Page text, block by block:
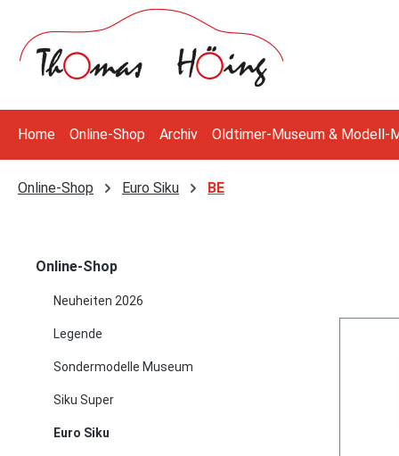
Hauptinhalt springen
Zur Suche springen
Zur Hauptnavigation springen
Home Online-Shop Archiv Oldtimer-Museum & Modell-
Online-Shop Euro Siku BE
Online-Shop
Neuheiten 2026
Legende
Sondermodelle Museum
Siku Super
Euro Siku